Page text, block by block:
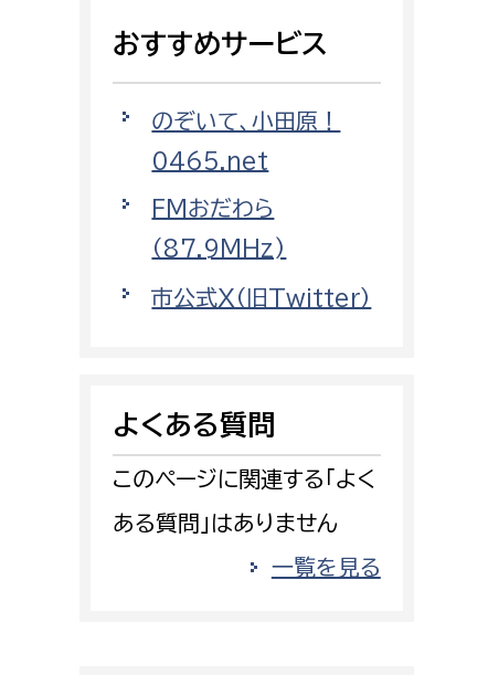
開発審査課
消防
消防総務課
予防課
警防計画課
警防第1課
警防第2課
監査事務局
おすすめサービス
のぞいて、小田原！
0465.net
FMおだわら
（87.9MHz)
市公式X（旧Twitter）
よくある質問
このページに関連する「よく
ある質問」はありません
一覧を見る